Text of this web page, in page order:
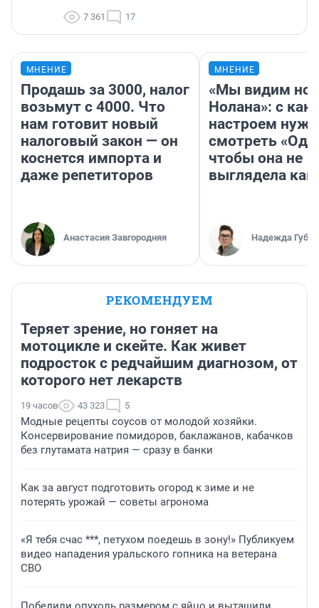
7 361 17
МНЕНИЕ
Продашь за 3000, налог
возьмут с 4000. Что
нам готовит новый
налоговый закон — он
коснется импорта и
даже репетиторов
Анастасия Завгородняя
МНЕНИЕ
«Мы видим
Нолана»: с
настроем
смотреть
чтобы она не
выглядела как
Надежда
РЕКОМЕНДУЕМ
Теряет зрение, но гоняет на
мотоцикле и скейте. Как живет
подросток с редчайшим диагнозом, от
которого нет лекарств
19 часов 43 323 5
Модные рецепты соусов от молодой хозяйки.
Консервирование помидоров, баклажанов, кабачков
без глутамата натрия — сразу в банки
Как за август подготовить огород к зиме и не
потерять урожай — советы агронома
«Я тебя счас ***, петухом поедешь в зону!» Публикуем
видео нападения уральского гопника на ветерана
СВО